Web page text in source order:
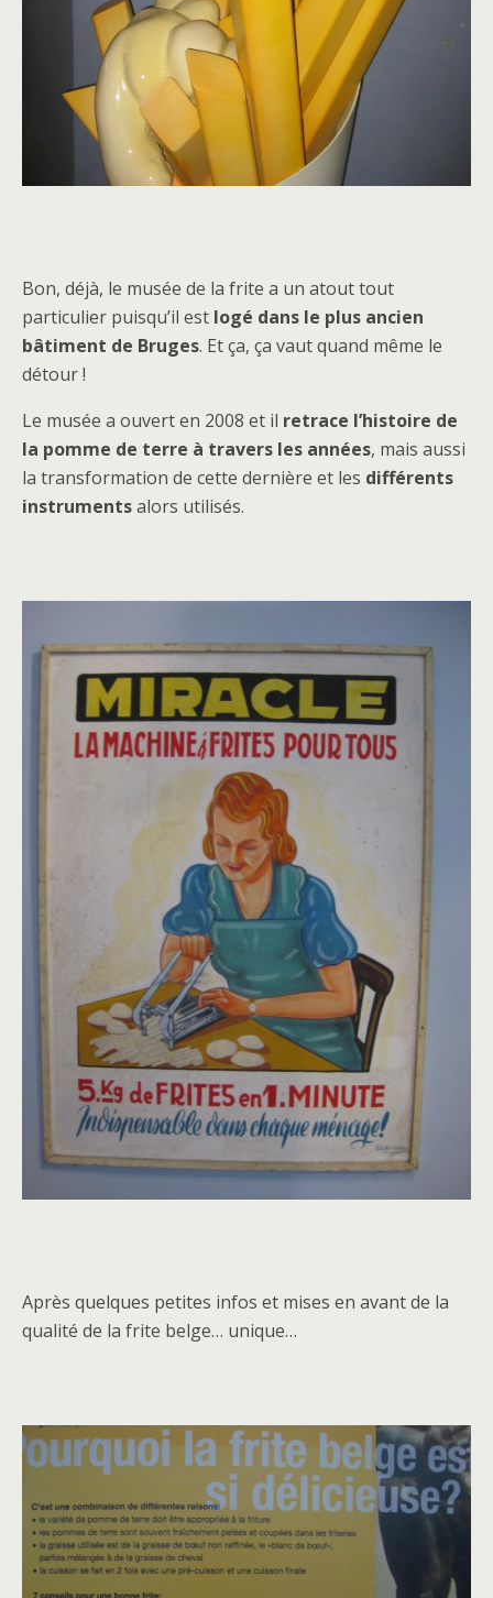
Bon, déjà, le musée de la frite a un atout tout
particulier puisqu’il est logé dans le plus ancien
bâtiment de Bruges. Et ça, ça vaut quand même le
détour !
Le musée a ouvert en 2008 et il retrace l’histoire de
la pomme de terre à travers les années, mais aussi
la transformation de cette dernière et les différents
instrumentsalors utilisés.
Après quelques petites infos et mises en avant de la
qualité de la frite belge… unique…